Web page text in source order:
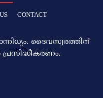
CONTACT
ദൈവസ്വരത്തിന്‌